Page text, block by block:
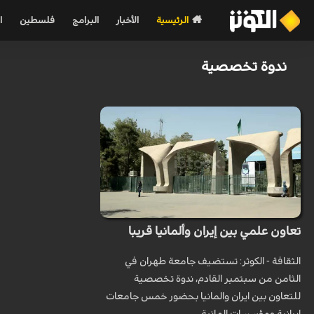
الرئيسية الأخبار البرامج فلسطين
ندوة تخصصية
تعاون علمي بين إيران وألمانيا قريبا
الثقافة - الكوثر: تستضيف جامعة طهران في
الثامن من سبتمبر القادم، ندوة تخصصية
للتعاون بين ايران والمانيا بحضور خمس جامعات